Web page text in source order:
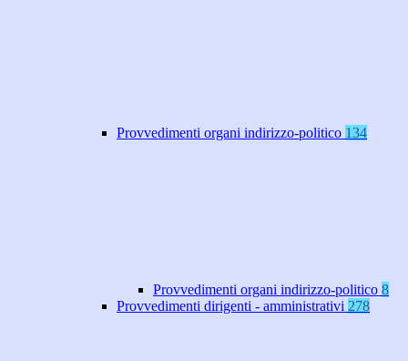
Provvedimenti organi indirizzo-politico 134
Provvedimenti organi indirizzo-politico 8
Provvedimenti dirigenti - amministrativi 278